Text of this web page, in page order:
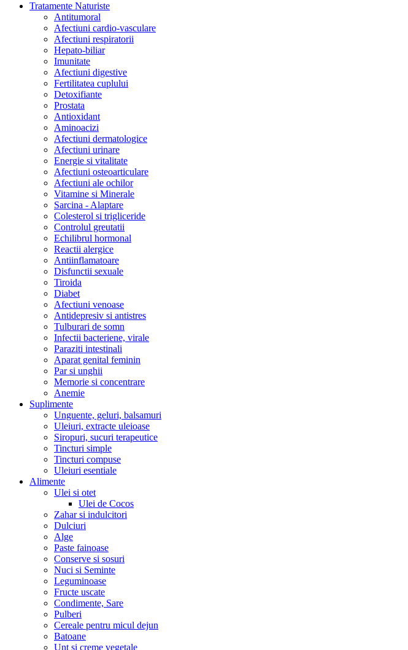
Tratamente Naturiste
Antitumoral
Afectiuni cardio-vasculare
Afectiuni respiratorii
Hepato-biliar
Imunitate
Afectiuni digestive
Fertilitatea cuplului
Detoxifiante
Prostata
Antioxidant
Aminoacizi
Afectiuni dermatologice
Afectiuni urinare
Energie si vitalitate
Afectiuni osteoarticulare
Afectiuni ale ochilor
Vitamine si Minerale
Sarcina - Alaptare
Colesterol si trigliceride
Controlul greutatii
Echilibrul hormonal
Reactii alergice
Antiinflamatoare
Disfunctii sexuale
Tiroida
Diabet
Afectiuni venoase
Antidepresiv si antistres
Tulburari de somn
Infectii bacteriene, virale
Paraziti intestinali
Aparat genital feminin
Par si unghii
Memorie si concentrare
Anemie
Suplimente
Unguente, geluri, balsamuri
Uleiuri, extracte uleioase
Siropuri, sucuri terapeutice
Tincturi simple
Tincturi compuse
Uleiuri esentiale
Alimente
Ulei si otet
Ulei de Cocos
Zahar si indulcitori
Dulciuri
Alge
Paste fainoase
Conserve si sosuri
Nuci si Seminte
Leguminoase
Fructe uscate
Condimente, Sare
Pulberi
Cereale pentru micul dejun
Batoane
Unt si creme vegetale